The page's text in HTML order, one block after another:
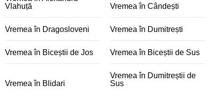
Vlahuță
Vremea în Cândești
Vremea în Dragosloveni Vremea în Dumitrești
Vremea în Biceștii de Jos Vremea în Biceștii de Sus
Vremea în Blidari
Vremea în Dumitreștii de
Sus